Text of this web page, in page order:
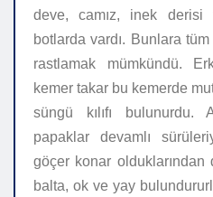
deve, camız, inek derisi
botlarda vardı. Bunlara
rastlamak mümkündü.
kemer takar bu kemerde
süngü kılıfı bulunurdu.
papaklar devamlı
göçer konar olduklarından
balta, ok ve yay